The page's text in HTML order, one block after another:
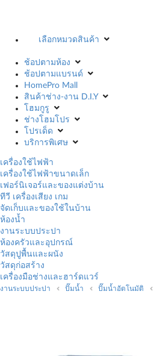
เลือกหมวดสินค้า
ช้อปตามห้อง
ช้อปตามแบรนด์
HomePro Mall
สินค้าช่าง-งาน D.I.Y
โฮมกูรู
ช่างโฮมโปร
โปรเด็ด
บริการพิเศษ
เครื่องใช้ไฟฟ้า
เครื่องใช้ไฟฟ้าขนาดเล็ก
เฟอร์นิเจอร์และของแต่งบ้าน
ทีวี เครื่องเสียง เกม
จัดเก็บและของใช้ในบ้าน
ห้องน้ำ
งานระบบประปา
ห้องครัวและอุปกรณ์
วัสดุปูพื้นและผนัง
วัสดุก่อสร้าง
เครื่องมือช่างและฮาร์ดแวร์
งานระบบประปา ปั๊มน้ำ ปั๊มน้ำอัตโนมัติ